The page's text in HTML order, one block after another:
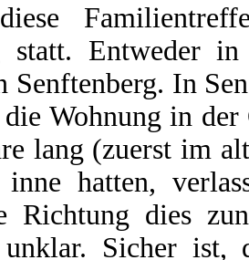
statt. Entweder in
Senftenberg. In
Wohnung in der
lang (zuerst im
inne hatten,
Richtung dies
unklar. Sicher ist,